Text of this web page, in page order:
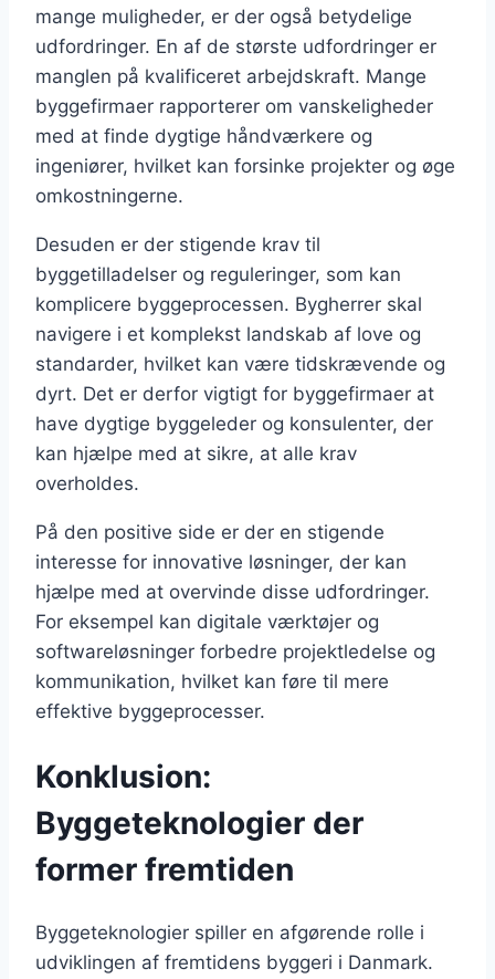
mange muligheder, er der også betydelige
udfordringer. En af de største udfordringer er
manglen på kvalificeret arbejdskraft. Mange
byggefirmaer rapporterer om vanskeligheder
med at finde dygtige håndværkere og
ingeniører, hvilket kan forsinke projekter og øge
omkostningerne.
Desuden er der stigende krav til
byggetilladelser og reguleringer, som kan
komplicere byggeprocessen. Bygherrer skal
navigere i et komplekst landskab af love og
standarder, hvilket kan være tidskrævende og
dyrt. Det er derfor vigtigt for byggefirmaer at
have dygtige byggeleder og konsulenter, der
kan hjælpe med at sikre, at alle krav
overholdes.
På den positive side er der en stigende
interesse for innovative løsninger, der kan
hjælpe med at overvinde disse udfordringer.
For eksempel kan digitale værktøjer og
softwareløsninger forbedre projektledelse og
kommunikation, hvilket kan føre til mere
effektive byggeprocesser.
Konklusion:
Byggeteknologier der
former fremtiden
Byggeteknologier spiller en afgørende rolle i
udviklingen af fremtidens byggeri i Danmark.